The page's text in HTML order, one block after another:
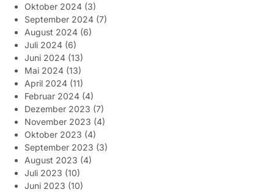
Oktober 2024 (3)
September 2024 (7)
August 2024 (6)
Juli 2024 (6)
Juni 2024 (13)
Mai 2024 (13)
April 2024 (11)
Februar 2024 (4)
Dezember 2023 (7)
November 2023 (4)
Oktober 2023 (4)
September 2023 (3)
August 2023 (4)
Juli 2023 (10)
Juni 2023 (10)